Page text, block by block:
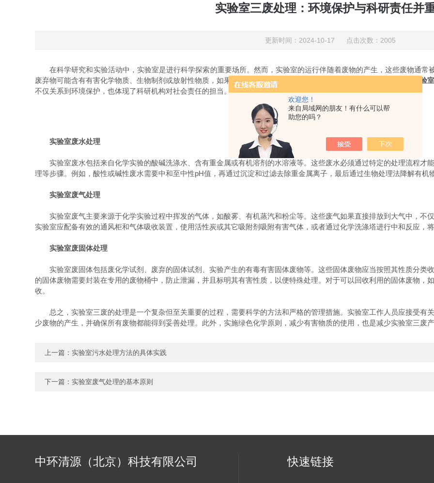
欢迎您！
来自局域网的朋友！有什么可以帮
助您的吗？
实验室三废处理：环境保护与科研责任并
更新时间：2024-10-17 点击次数：2005
在科学研究和实验活动中，实验室是进行科学探索的重要场所。然而，实验室的运行伴随着废物的产生，这些废物通常
废弃物可能含有有害化学物质、生物制剂或放射性物质，如果不妥善处理，将对环境和人类健康造成严重威胁。因此，
实验
不仅关系到环境保护，也体现了科研机构对社会责任的担当。
实验室废水处理
实验室废水包括来自化学实验的酸碱洗涤水、含有重金属或有机溶剂的水溶液等。这些废水必须通过特定的处理流程才
理等步骤。例如，酸性或碱性废水需要中和至中性pH值，再通过沉淀和过滤去除重金属离子，最后通过生物处理法降解有
实验室废气处理
实验室废气主要来源于化学实验过程中挥发的气体，如酸雾、有机蒸汽和粉尘等。这些废气如果直接排放到大气中，不
实验室应配备有效的通风柜和气体吸收装置，使用活性炭或其它吸附剂吸附有害气体，或者通过化学洗涤塔进行中和反应，
实验室废固体处理
实验室废固体包括废化学试剂、废弃的固体试剂、实验产生的有毒有害固体废物等。这些固体废物应当按照其性质分类
的固体废物需要封装在专用的废物桶中，防止泄漏，并且标明其有害性质，以便特殊处理。对于可以回收利用的固体废物，
收。
总之，实验室三废的处理是一个复杂但至关重要的过程，需要科学的方法和严格的管理措施。实验室工作人员应接受有
少废物的产生，并确保所有废物都能得到妥善处理。此外，实施绿色化学原则，减少有害物质的使用，也是减少实验室三废
上一篇： 实验室污水处理方法的具体实践
下一篇： 实验室废气处理的基本原则
中环清源（北京）科技有限公司 快速链接